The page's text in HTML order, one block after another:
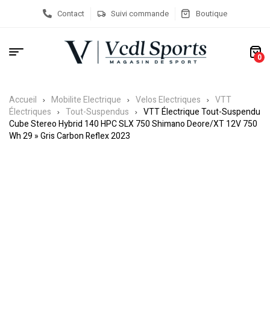
Contact Suivi commande Boutique
0
Accueil Mobilite Electrique Velos Electriques
VTT
Électriques
Tout-Suspendus
VTT Électrique Tout-Suspendu
Cube Stereo Hybrid 140 HPC SLX 750 Shimano Deore/XT 12V 750
Wh 29 » Gris Carbon Reflex 2023